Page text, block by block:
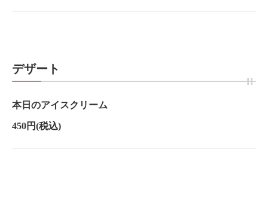
デザート
本日のアイスクリーム
450円(税込)